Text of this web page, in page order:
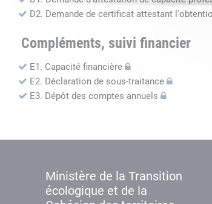
D2. Demande de certificat attestant
Compléments, suivi financier
E1. Capacité financière
E2. Déclaration de sous-traitance
E3. Dépôt des comptes annuels
Ministère de la Transition
écologique et de la